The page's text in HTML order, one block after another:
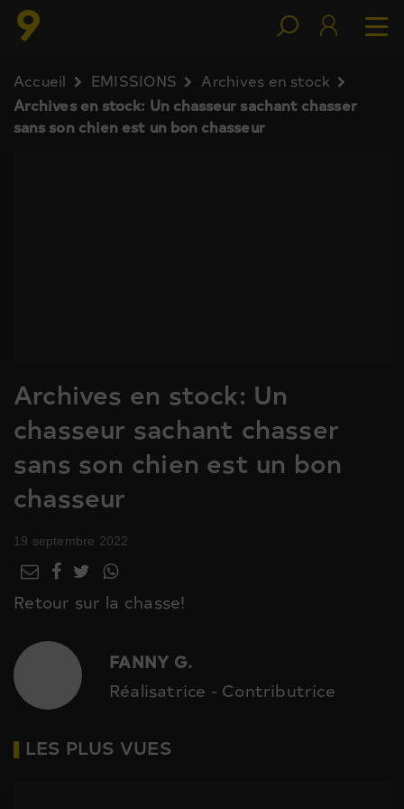
Accueil EMISSIONS
Archives en stock
Archives en stock: Un chasseur sachant chasser
sans son chien est un bon chasseur
Archives en stock: Un
chasseur sachant chasser
sans son chien est un bon
chasseur
19 septembre 2022
Retour sur la chasse!
FANNY G.
Réalisatrice - Contributrice
LES PLUS VUES